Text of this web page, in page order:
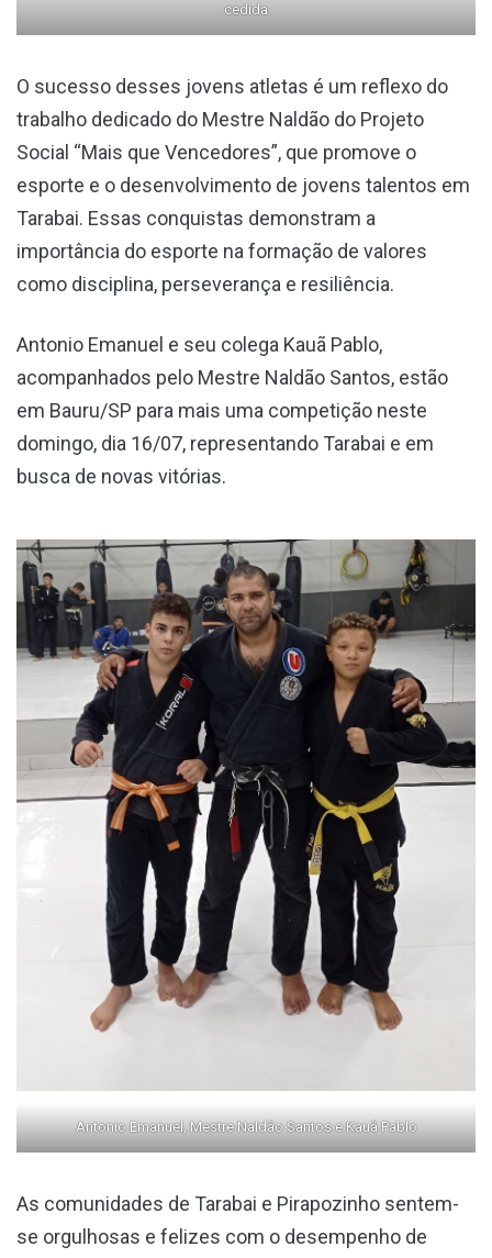
cedida
O sucesso desses jovens atletas é um reflexo do
trabalho dedicado do Mestre Naldão do Projeto
Social “Mais que Vencedores”, que promove o
esporte e o desenvolvimento de jovens talentos em
Tarabai. Essas conquistas demonstram a
importância do esporte na formação de valores
como disciplina, perseverança e resiliência.
Antonio Emanuel e seu colega Kauã Pablo,
acompanhados pelo Mestre Naldão Santos, estão
em Bauru/SP para mais uma competição neste
domingo, dia 16/07, representando Tarabai e em
busca de novas vitórias.
Antonio Emanuel, Mestre Naldão Santos e Kauã Pablo
As comunidades de Tarabai e Pirapozinho sentem-
se orgulhosas e felizes com o desempenho de